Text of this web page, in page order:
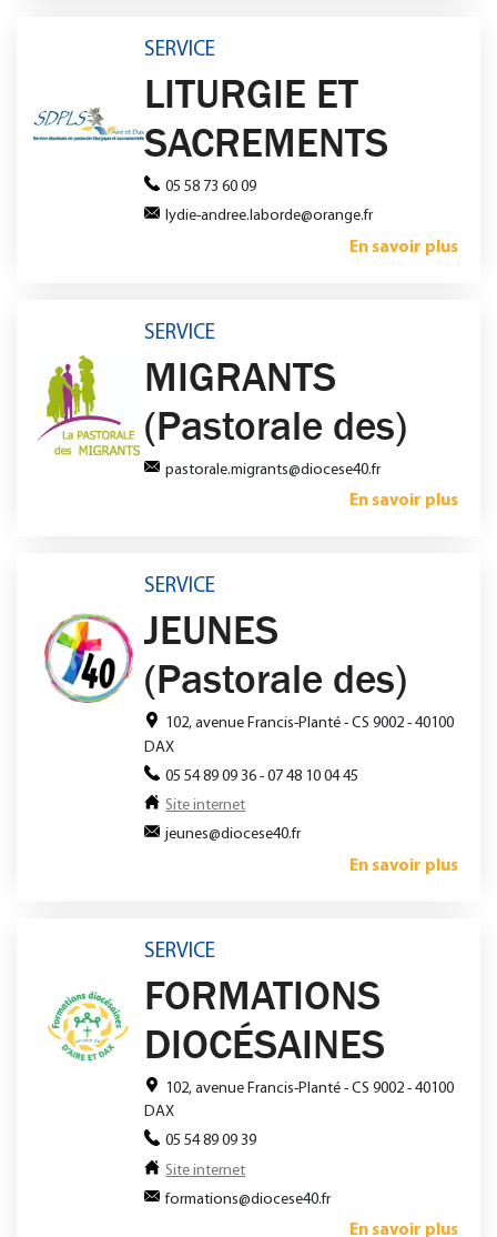
SERVICE
LITURGIE ET
SACREMENTS
05 58 73 60 09
lydie-andree.laborde@orange.fr
En savoir plus
SERVICE
MIGRANTS
(Pastorale des)
pastorale.migrants@diocese40.fr
En savoir plus
SERVICE
JEUNES
(Pastorale des)
102, avenue Francis-Planté - CS 9002 - 40100
DAX
05 54 89 09 36 - 07 48 10 04 45
Site internet
jeunes@diocese40.fr
En savoir plus
SERVICE
FORMATIONS
DIOCÉSAINES
102, avenue Francis-Planté - CS 9002 - 40100
DAX
05 54 89 09 39
Site internet
formations@diocese40.fr
En savoir plus